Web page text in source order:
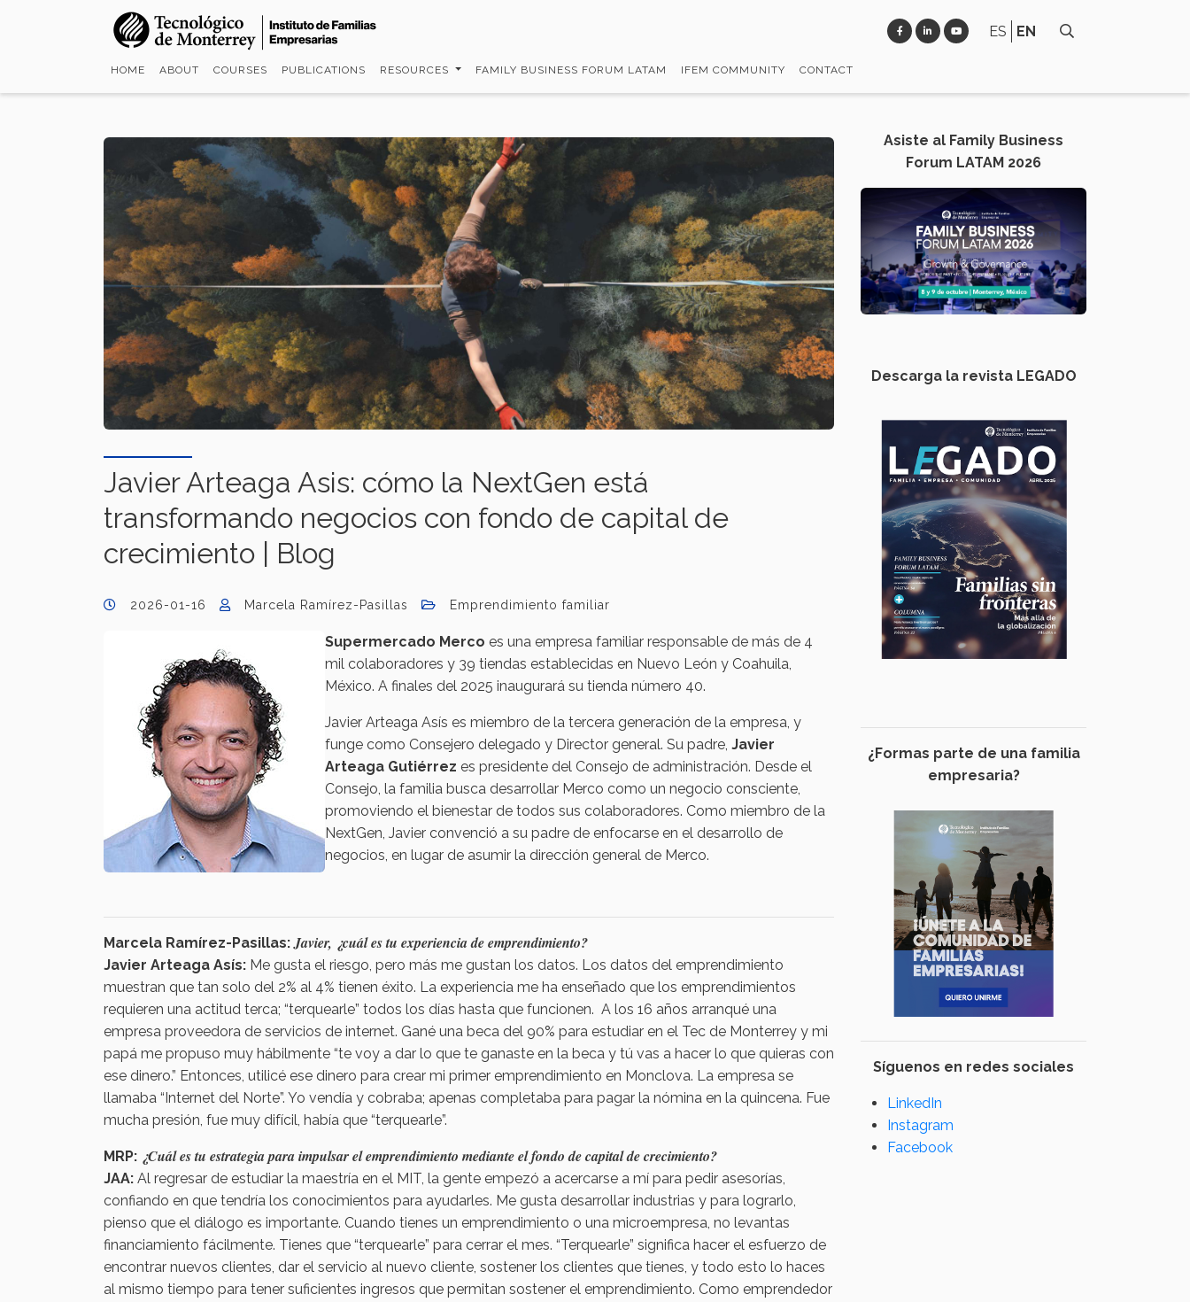
ES EN
HOME ABOUT COURSES PUBLICATIONS RESOURCES FAMILY BUSINESS FORUM LATAM IFEM COMMUNITY CONTACT
Javier Arteaga Asis: cómo la NextGen está
transformando negocios con fondo de capital de
crecimiento | Blog
2026-01-16 Marcela Ramírez-Pasillas Emprendimiento familiar
Supermercado Merco es una empresa familiar responsable de más de 4
mil colaboradores y 39 tiendas establecidas en Nuevo León y Coahuila,
México. A finales del 2025 inaugurará su tienda número 40.
Javier Arteaga Asís es miembro de la tercera generación de la empresa, y
funge como Consejero delegado y Director general. Su padre, Javier
Arteaga Gutiérrez es presidente del Consejo de administración. Desde el
Consejo, la familia busca desarrollar Merco como un negocio consciente,
promoviendo el bienestar de todos sus colaboradores. Como miembro de la
NextGen, Javier convenció a su padre de enfocarse en el desarrollo de
negocios, en lugar de asumir la dirección general de Merco.
Marcela Ramírez-Pasillas:Javier, ¿cuál es tu experiencia de emprendimiento?
Javier Arteaga Asís: Me gusta el riesgo, pero más me gustan los datos. Los datos del emprendimiento
muestran que tan solo del 2% al 4% tienen éxito. La experiencia me ha enseñado que los emprendimientos
requieren una actitud terca; “terquearle” todos los días hasta que funcionen. A los 16 años arranqué una
empresa proveedora de servicios de internet. Gané una beca del 90% para estudiar en el Tec de Monterrey y mi
papá me propuso muy hábilmente “te voy a dar lo que te ganaste en la beca y tú vas a hacer lo que quieras con
ese dinero.” Entonces, utilicé ese dinero para crear mi primer emprendimiento en Monclova. La empresa se
llamaba “Internet del Norte”. Yo vendía y cobraba; apenas completaba para pagar la nómina en la quincena. Fue
mucha presión, fue muy difícil, había que “terquearle”.
MRP: ¿Cuál es tu estrategia para impulsar el emprendimiento mediante el fondo de capital de crecimiento?
JAA: Al regresar de estudiar la maestría en el MIT, la gente empezó a acercarse a mí para pedir asesorías,
confiando en que tendría los conocimientos para ayudarles. Me gusta desarrollar industrias y para lograrlo,
pienso que el diálogo es importante. Cuando tienes un emprendimiento o una microempresa, no levantas
financiamiento fácilmente. Tienes que “terquearle” para cerrar el mes. “Terquearle” significa hacer el esfuerzo de
encontrar nuevos clientes, dar el servicio al nuevo cliente, sostener los clientes que tienes, y todo esto lo haces
al mismo tiempo para tener suficientes ingresos que permitan sostener el emprendimiento. Como emprendedor
Asiste al Family Business
Forum LATAM 2026
Descarga la revista LEGADO
¿Formas parte de una familia
empresaria?
Síguenos en redes sociales
LinkedIn
Instagram
Facebook